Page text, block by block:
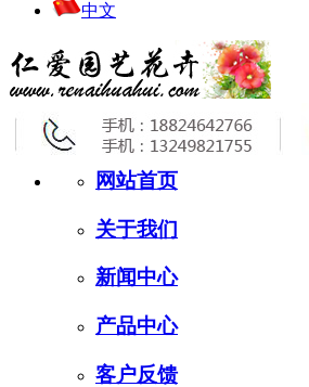
中文
网站首页
关于我们
新闻中心
产品中心
客户反馈